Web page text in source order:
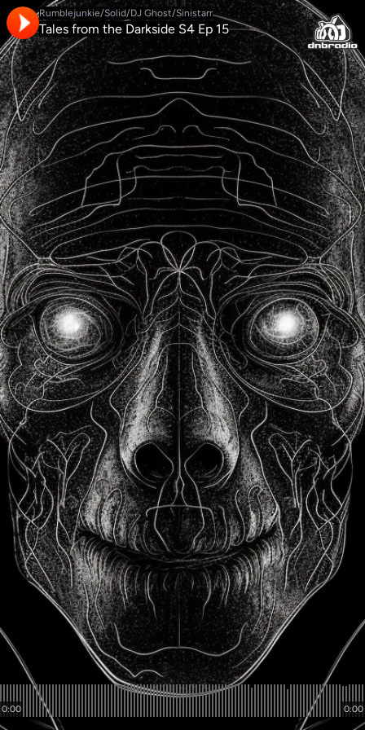
Rumblejunkie/Solid/DJ Ghost/Sinistarr
Tales from the Darkside S4 Ep 15
0:00 0:00